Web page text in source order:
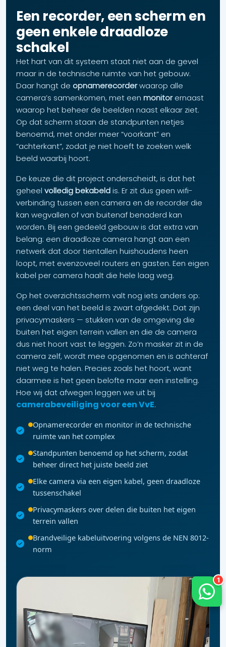
Een recorder, een scherm en
geen enkele draadloze
schakel
Het hart van dit systeem staat niet aan de gevel
maar in de technische ruimte van het gebouw.
Daar hangt de opnamerecorderwaarop alle
camera’s samenkomen, met een monitorernaast
waarop het beheer de beelden naast elkaar ziet.
Op dat scherm staan de standpunten netjes
benoemd, met onder meer “voorkant” en
“achterkant”, zodat je niet hoeft te zoeken welk
beeld waarbij hoort.
De keuze die dit project onderscheidt, is dat het
geheel volledig bekabeldis. Er zit dus geen wifi-
verbinding tussen een camera en de recorder die
kan wegvallen of van buitenaf benaderd kan
worden. Bij een gedeeld gebouw is dat extra van
belang: een draadloze camera hangt aan een
netwerk dat door tientallen huishoudens heen
loopt, met evenzoveel routers en gasten. Een eigen
kabel per camera haalt die hele laag weg.
Op het overzichtsscherm valt nog iets anders op:
een deel van het beeld is zwart afgedekt. Dat zijn
privacymaskers — stukken van de omgeving die
buiten het eigen terrein vallen en die de camera
dus niet hoort vast te leggen. Zo’n masker zit in de
camera zelf, wordt mee opgenomen en is achteraf
niet weg te halen. Precies zoals het hoort, want
daarmee is het geen belofte maar een instelling.
Hoe wij dat afwegen leggen we uit bij
camerabeveiliging voor een VvE.
Opnamerecorder en monitor in de technische
ruimte van het complex
Standpunten benoemd op het scherm, zodat
beheer direct het juiste beeld ziet
Elke camera via een eigen kabel, geen draadloze
tussenschakel
Privacymaskers over delen die buiten het eigen
terrein vallen
Brandveilige kabeluitvoering volgens de NEN 8012-
norm